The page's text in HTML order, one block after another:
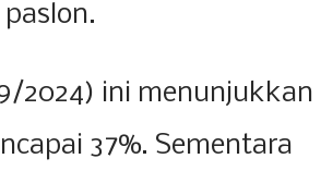
2024) ini menunjukkan
37%. Sementara